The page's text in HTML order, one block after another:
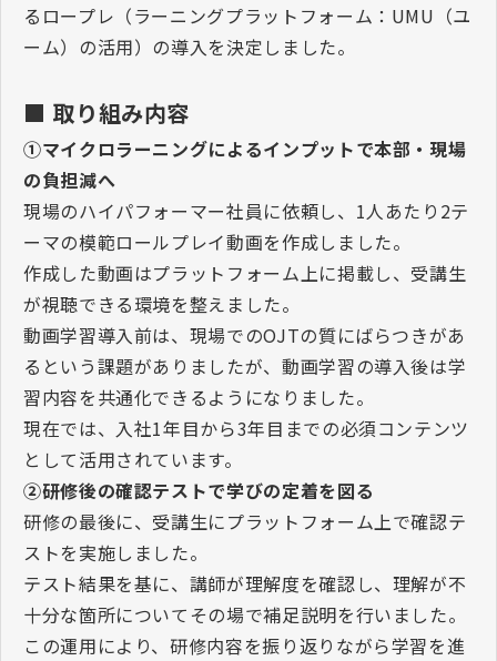
るロープレ（ラーニングプラットフォーム： UMU （ユ
ーム）の活用）の導入を決定しました。
■ 取り組み内容
①マイクロラーニングによるインプットで本部・現場
の負担減へ
現場のハイパフォーマー社員に依頼し、 1人あたり 2テ
ーマの模範ロールプレイ動画を作成しました。
作成した動画はプラットフォーム上に掲載し、受講生
が視聴できる環境を整えました。
動画学習導入前は、現場でのOJTの質にばらつきがあ
るという課題がありましたが、動画学習の導入後は学
習内容を共通化できるようになりました。
現在では、入社1年目から3年目までの必須コンテンツ
として活用されています。
②研修後の確認テストで学びの定着を図る
研修の最後に、受講生にプラットフォーム上で確認テ
ストを実施しました。
テスト結果を基に、講師が理解度を確認し、理解が不
十分な箇所についてその場で補足説明を行いました。
この運用により、研修内容を振り返りながら学習を進